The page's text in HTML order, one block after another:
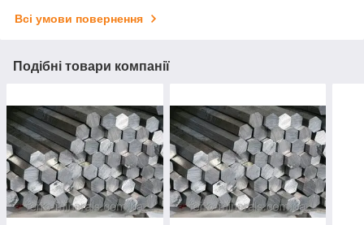
Всі умови повернення
Подібні товари компанії